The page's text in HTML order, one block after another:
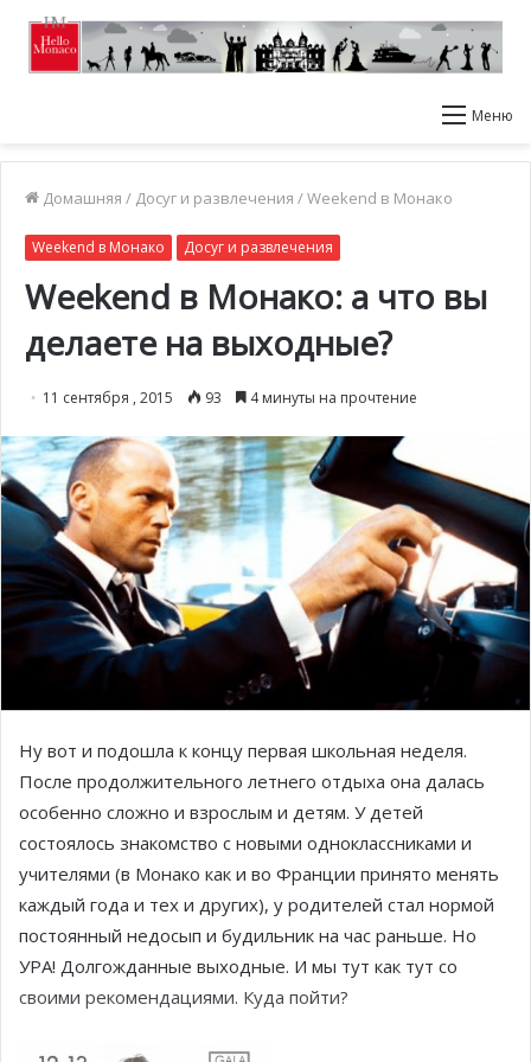
Меню
Домашняя / Досуг и развлечения /Weekend в Монако
Weekend в Монако Досуг и развлечения
Weekend в Монако: а что вы
делаете на выходные?
11 сентября , 2015 93 4 минуты на прочтение
Ну вот и подошла к концу первая школьная неделя.
После продолжительного летнего отдыха она далась
особенно сложно и взрослым и детям. У детей
состоялось знакомство с новыми одноклассниками и
учителями (в Монако как и во Франции принято менять
каждый года и тех и других), у родителей стал нормой
постоянный недосып и будильник на час раньше. Но
УРА! Долгожданные выходные. И мы тут как тут со
своими рекомендациями. Куда пойти?